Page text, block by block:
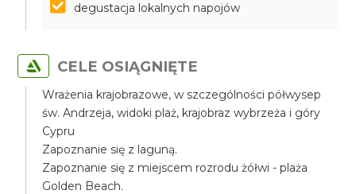
degustacja lokalnych napojów
CELE OSIĄGNIĘTE
Wrażenia krajobrazowe, w szczególności półwysep
św. Andrzeja, widoki plaż, krajobraz wybrzeża i góry
Cypru
Zapoznanie się z laguną.
Zapoznanie się z miejscem rozrodu żółwi - plaża
Golden Beach.